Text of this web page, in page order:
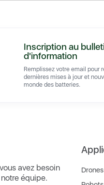
Inscription au
d'information
Remplissez votre email pour
dernières mises à jour et
monde des batteries.
avez besoin
équipe.